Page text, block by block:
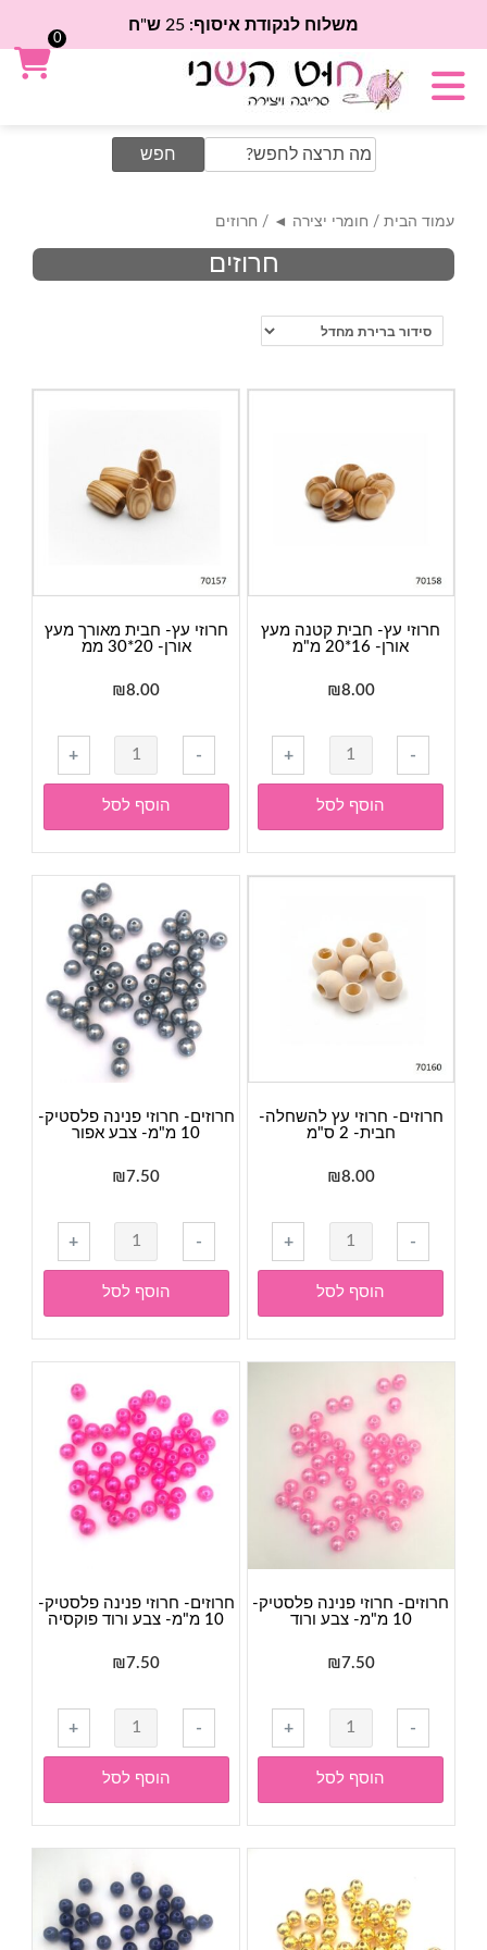
משלוח לנקודת איסוף: 25 ש"ח
Search
for:
עמוד הבית / חומרי יצירה ◄ / חרוזים
חרוזים
חרוזי עץ- חבית קטנה מעץ
אורן- 16*20 מ"מ
₪8.00
-
+
הוסף לסל
חרוזי עץ- חבית מאורך מעץ
אורן- 20*30 ממ
₪8.00
-
כמות
של
חרוזי
עץ-
חבית
מאורך
מעץ
אורן-
20*30
ממ
+
הוסף לסל
חרוזים- חרוזי עץ להשחלה-
חבית- 2 ס"מ
₪8.00
-
כמות
של
חרוזים-
חרוזי
עץ
להשחלה-
2
ס"מ
+
הוסף לסל
חרוזים- חרוזי פנינה פלסטיק-
10 מ"מ- צבע אפור
₪7.50
-
כמות
של
חרוזים-
חרוזי
פנינה
פלסטיק-
מ"מ-
צבע
אפור
+
הוסף לסל
חרוזים- חרוזי פנינה פלסטיק-
10 מ"מ- צבע ורוד
₪7.50
-
כמות
של
חרוזים-
חרוזי
פנינה
פלסטיק-
10
מ"מ-
צבע
+
הוסף לסל
חרוזים- חרוזי פנינה פלסטיק-
10 מ"מ- צבע ורוד פוקסיה
₪7.50
-
כמות
של
חרוזים-
חרוזי
פנינה
פלסטיק-
10
מ"מ-
צבע
+
הוסף לסל
0